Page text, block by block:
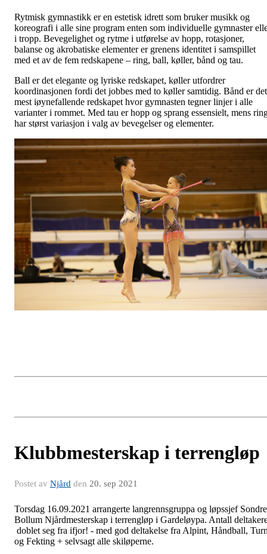
Rytmisk gymnastikk er en estetisk idrett som bruker musikk og
koreografi i alle sine program enten som individuelle gymnaster
i tropp. Bevegelighet og rytme i utførelse av hopp, rotasjoner,
balanse og akrobatiske elementer er grenens identitet i samspillet
med et av de fem redskapene – ring, ball, køller, bånd og tau.
Ball er det elegante og lyriske redskapet, køller utfordrer
koordinasjonen fordi det jobbes med to køller samtidig. Bånd er det
mest iøynefallende redskapet hvor gymnasten tegner linjer i alle
varianter i rommet. Med tau er hopp og sprang essensielt, mens
har størst variasjon i valg av bevegelser og elementer.
Klubbmesterskap i terrengløp
Postet av Njård den 20. sep 2021
Torsdag 16.09.2021 arrangerte langrennsgruppa og løpssjef Sondre
Bollum Njårdmesterskap i terrengløp i Gardeløypa. Antall
doblet seg fra ifjor! - med god deltakelse fra Alpint, Håndball,
og Fekting + selvsagt alle skiløperne.